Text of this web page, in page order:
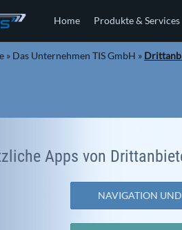
Home Produkte & Services
» Das Unternehmen TIS GmbH »
Apps von
NAVIGATION